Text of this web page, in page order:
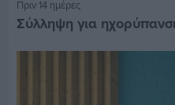
Πριν 14 ημέρες
Σύλληψη για